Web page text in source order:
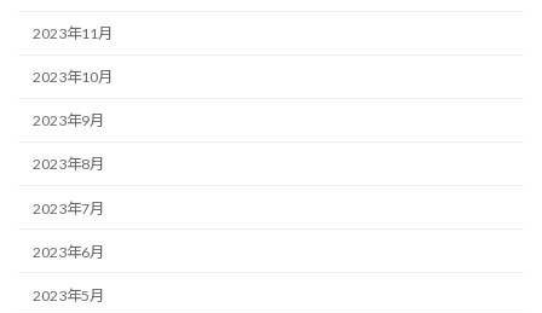
2023年11月
2023年10月
2023年9月
2023年8月
2023年7月
2023年6月
2023年5月